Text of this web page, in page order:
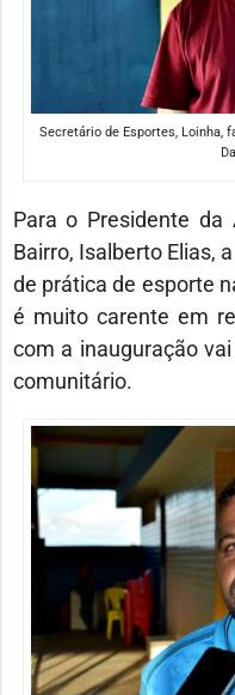
Secretário de Esportes, Loinha,
Para o Presidente da
Bairro, Isalberto Elias,
de prática de esporte
é muito carente em
com a inauguração
comunitário.